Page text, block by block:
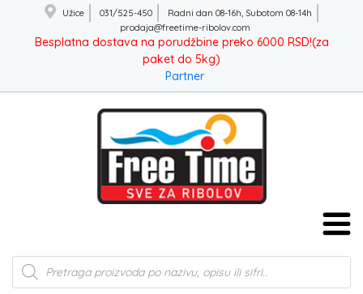
Užice 031/525-450
Radni dan 08-16h, Subotom 08-14h
prodaja@freetime-ribolov.com
Besplatna dostava na porudžbine preko 6000 RSD!(za
paket do 5kg)
Partner
Products
search